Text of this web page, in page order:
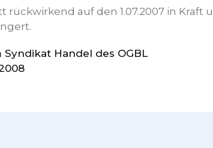
rückwirkend auf den 1.07.2007 in Kraft
Handel des OGBL